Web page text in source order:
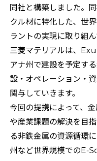
同社と構築しました。
クル材に特化した、世
ラントの実現に取り組ん
三菱マテリアルは、
アナ州で建設を予定す
設・オペレーション・
関与していきます。
今回の提携によって、
や産業課題の解決を目
る非鉄金属の資源循環
州など世界規模でのE-